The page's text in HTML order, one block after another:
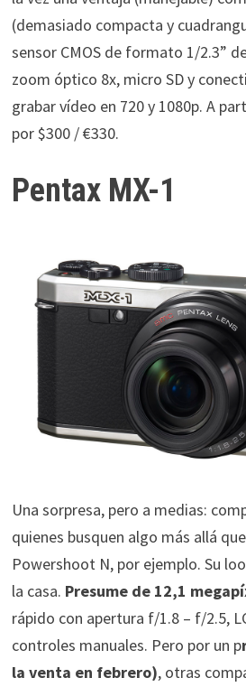
(demasiado compacta y
sensor CMOS de formato 1/2.3”
zoom óptico 8x, micro SD y
grabar vídeo en 720 y 1080p. A
por $300 / €330.
Pentax MX-1
Una sorpresa, pero a medias:
quienes busquen algo más allá
Powershoot N, por ejemplo. Su
la casa. Presume de 12,1
rápido con apertura f/1.8 – f/2.5,
controles manuales. Pero por un p
la venta en febrero), otras